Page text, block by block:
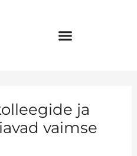
ja
vaimse